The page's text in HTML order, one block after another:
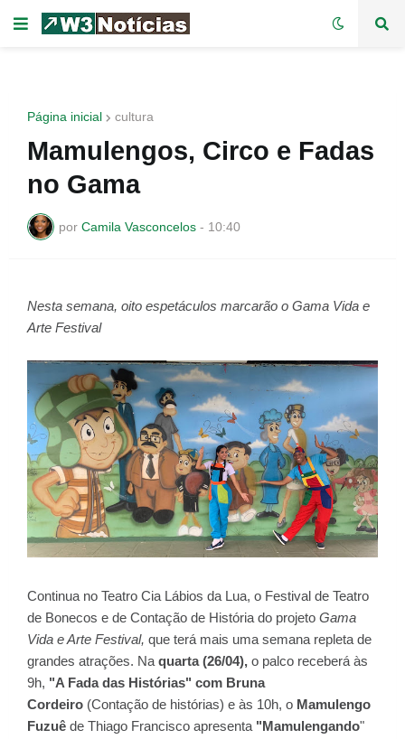
Página inicial cultura
Mamulengos, Circo e Fadas
no Gama
por Camila Vasconcelos - 10:40
Nesta semana, oito espetáculos marcarão o Gama Vida e
Arte Festival
Continua no Teatro Cia Lábios da Lua, o Festival de Teatro
de Bonecos e de Contação de História do projeto Gama
Vida e Arte Festival, que terá mais uma semana repleta de
grandes atrações. Na quarta (26/04), o palco receberá às
9h, "A Fada das Histórias" com Bruna
Cordeiro (Contação de histórias) e às 10h, o Mamulengo
Fuzuê de Thiago Francisco apresenta "Mamulengando"